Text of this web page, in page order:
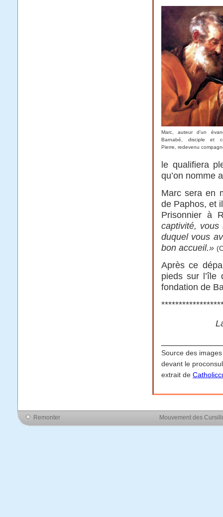
Marc, auteur d'un
Barnabé, disciple et
Pierre, redevenu
le qualifiera
qu’on nomme
Marc sera en
de Paphos, et
Prisonnier à
captivité,
duquel vous
bon accueil.»
Après ce
pieds sur
fondation de
Source des
devant le
extrait de
Remonter Mouvement des